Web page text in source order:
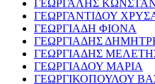
ΓΕΩΡΓΑΛΗΣ
ΓΕΩΡΓΑΝΤΙΔΟΥ
ΓΕΩΡΓΙΑΔΗ ΦΙΟΝΑ
ΓΕΩΡΓΙΑΔΗΣ
ΓΕΩΡΓΙΑΔΗΣ
ΓΕΩΡΓΙΑΔΟΥ ΜΑΡΙΑ
ΓΕΩΡΓΙΚΟΠΟΥΛΟΥ